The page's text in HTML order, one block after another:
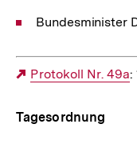
Bundesminister
Externer
Protokoll Nr. 49a:
Tagesordnung